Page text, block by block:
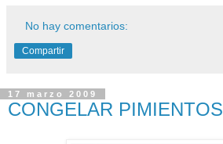
No hay comentarios:
Compartir
17 marzo 2009
CONGELAR PIMIENTOS